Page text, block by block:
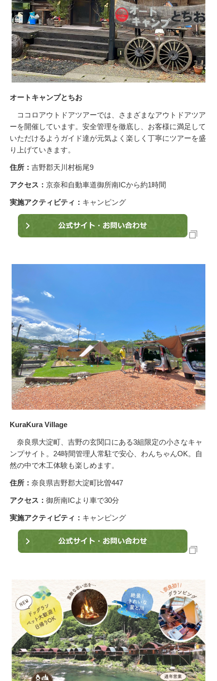
オートキャンプとちお
ココロアウトドアツアーでは、さまざまなアウトドアツア
ーを開催しています。安全管理を徹底し、お客様に満足して
いただけるようガイド達が元気よく楽しく丁寧にツアーを盛
り上げていきます。
住所： 吉野郡天川村栃尾9
アクセス： 京奈和自動車道御所南ICから約1時間
実施アクティビティ： キャンピング
KuraKura Village
奈良県大淀町、吉野の玄関口にある3組限定の小さなキャ
ンプサイト。24時間管理人常駐で安心、わんちゃんOK。自
然の中で木工体験も楽しめます。
住所： 奈良県吉野郡大淀町比曽447
アクセス： 御所南ICより車で30分
実施アクティビティ： キャンピング